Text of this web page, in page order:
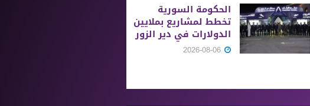
الحكومة السورية
تخطط لمشاريع بملايين
الدولارات في دير الزور